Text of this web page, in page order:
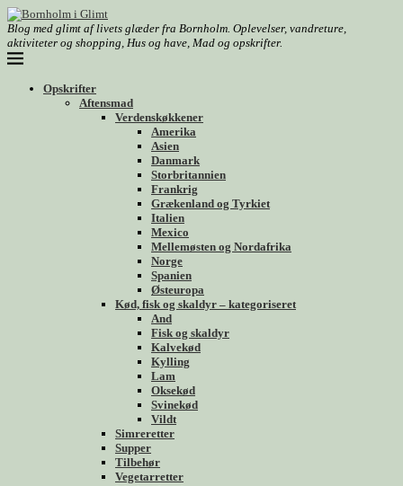
Blog med glimt af livets glæder fra Bornholm. Oplevelser, vandreture,
aktiviteter og shopping, Hus og have, Mad og opskrifter.
Opskrifter
Aftensmad
Verdenskøkkener
Amerika
Asien
Danmark
Storbritannien
Frankrig
Grækenland og Tyrkiet
Italien
Mexico
Mellemøsten og Nordafrika
Norge
Spanien
Østeuropa
Kød, fisk og skaldyr – kategoriseret
And
Fisk og skaldyr
Kalvekød
Kylling
Lam
Oksekød
Svinekød
Vildt
Simreretter
Supper
Tilbehør
Vegetarretter